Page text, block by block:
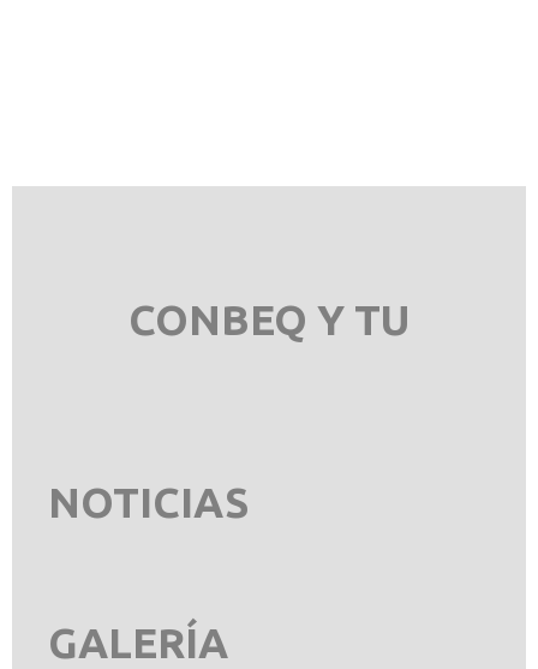
CONBEQ Y TU
NOTICIAS
GALERÍA